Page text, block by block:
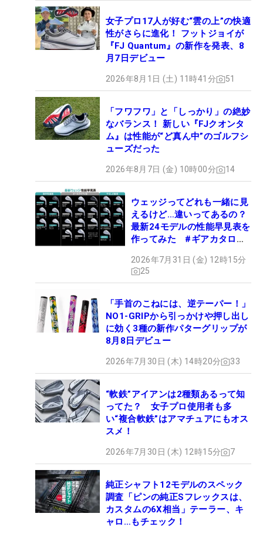
女子プロ17人が好む“雲の上”の快適
性がさらに進化！ フットジョイが
『FJ Quantum』の新作を発表、8
月7日デビュー
2026年8月1日 (土) 11時41分 51
「フワフワ」と「しっかり」の絶妙
なバランス！ 新しい『FJクオンタ
ム』は性能が“ど真ん中”のゴルフシ
ューズだった
2026年8月7日 (金) 10時00分 14
ウェッジってどれも一緒に見
えるけど…違いってあるの？
最新24モデルの性能早見表を
作ってみた #ギアカタログ
2026年7月31日 (金) 12時15分
25
「手首のこねには、逆テーパー！」
NO1-GRIPから引っかけや押し出し
に効く3種の新作パターグリップが
8月8日デビュー
2026年7月30日 (木) 14時20分 33
“軟鉄”アイアンは2種類あるって知
ってた？ 女子プロ使用者も多
い“複合軟鉄”はアマチュアにもオス
スメ！
2026年7月30日 (木) 12時15分 7
純正シャフト12モデルのスペック
調査「ピンの純正Sフレックスは、
カスタムの6X相当」テーラー、キ
ャロ…もチェック！